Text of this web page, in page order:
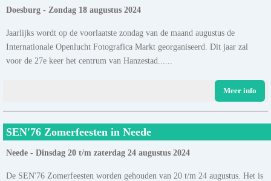
Doesburg - Zondag 18 augustus 2024
Jaarlijks wordt op de voorlaatste zondag van de maand augustus de
Internationale Openlucht Fotografica Markt georganiseerd. Dit jaar zal
voor de 27e keer het centrum van Hanzestad......
Meer info
SEN'76 Zomerfeesten in Neede
Neede - Dinsdag 20 t/m zaterdag 24 augustus 2024
De SEN'76 Zomerfeesten worden gehouden van 20 t/m 24 augustus. Het is